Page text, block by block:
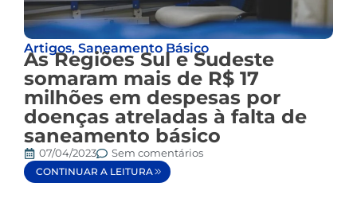
Artigos, Saneamento Básico
As Regiões Sul e Sudeste
somaram mais de R$ 17
milhões em despesas por
doenças atreladas à falta de
saneamento básico
07/04/2023 Sem comentários
CONTINUAR A LEITURA